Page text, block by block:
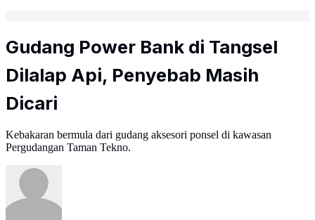
Gudang Power Bank di Tangsel
Dilalap Api, Penyebab Masih
Dicari
Kebakaran bermula dari gudang aksesori ponsel di kawasan
Pergudangan Taman Tekno.